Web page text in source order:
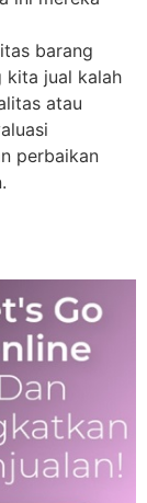
barang
kita jual kalah
atau
perbaikan